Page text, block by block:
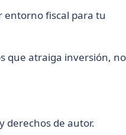
entorno fiscal para tu
que atraiga inversión, no
derechos de autor.